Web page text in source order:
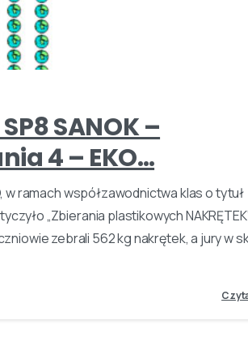
SANOK –
4 – EKO…
w ramach współzawodnictwa klas o tytuł
„Zbierania plastikowych
zebrali 562 kg nakrętek, a jury w